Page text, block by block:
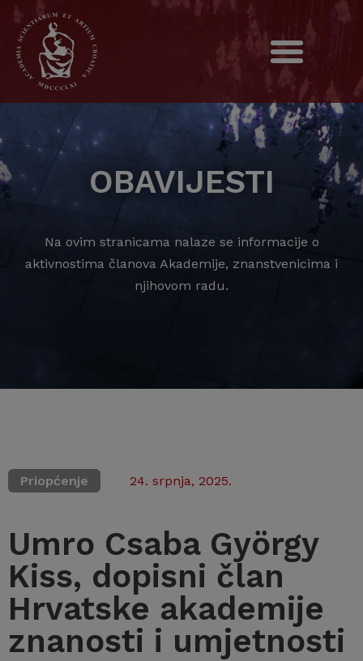
OBAVIJESTI
Na ovim stranicama nalaze se informacije o
aktivnostima članova Akademije, znanstvenicima i
njihovom radu.
Priopćenje 24. srpnja, 2025.
Umro Csaba György
Kiss, dopisni član
Hrvatske akademije
znanosti i umjetnosti